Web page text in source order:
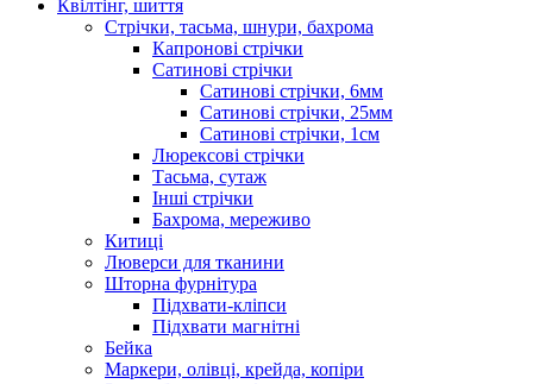
Квілтінг, шиття
Стрічки, тасьма, шнури, бахрома
Капронові стрічки
Сатинові стрічки
Сатинові стрічки, 6мм
Сатинові стрічки, 25мм
Сатинові стрічки, 1см
Люрексові стрічки
Тасьма, сутаж
Інші стрічки
Бахрома, мереживо
Китиці
Люверси для тканини
Шторна фурнітура
Підхвати-кліпси
Підхвати магнітні
Бейка
Маркери, олівці, крейда, копіри